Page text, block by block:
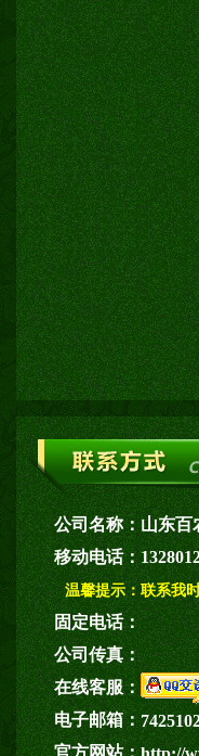
公司名称：山东百
移动电话：
温馨提示： 联系我
固定电话：
公司传真：
在线客服：
电子邮箱：
官方网站：